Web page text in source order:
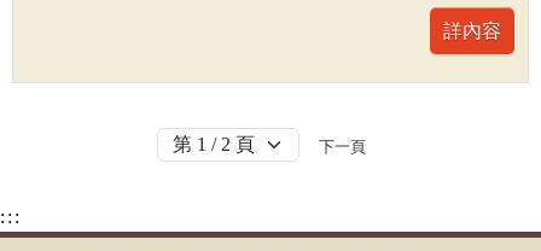
下一頁
:::